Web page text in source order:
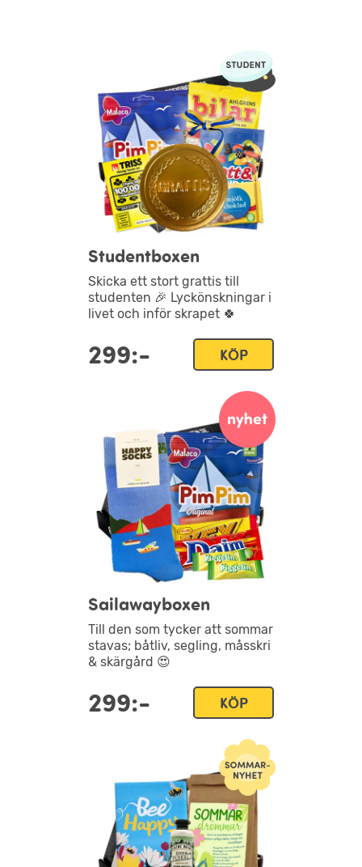
Studentboxen
Skicka ett stort grattis till
studenten 🎉 Lyckönskningar i
livet och inför skrapet 🍀
299:- KÖP
Sailawayboxen
Till den som tycker att sommar
stavas; båtliv, segling, måsskri
& skärgård 😍
299:- KÖP